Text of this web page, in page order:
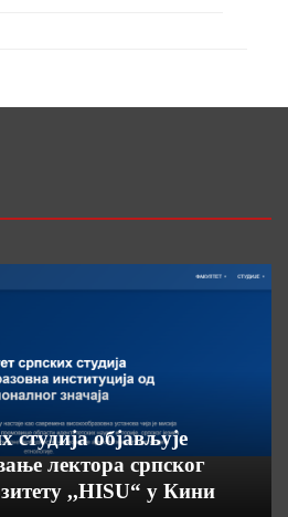
студија објављује
лектора српског
,,HISU“ у Кини